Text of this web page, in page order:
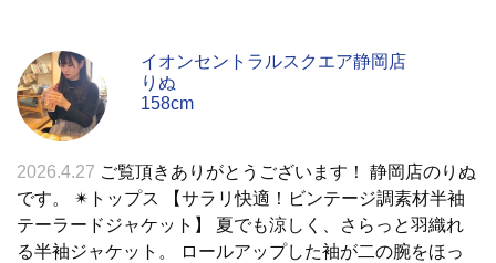
イオンセントラルスクエア静岡店
りぬ
158cm
2026.4.27 ご覧頂きありがとうございます！ 静岡店のりぬ
です。 ✴︎トップス 【サラリ快適！ビンテージ調素材半袖
テーラードジャケット】 夏でも涼しく、さらっと羽織れ
る半袖ジャケット。 ロールアップした袖が二の腕をほっ